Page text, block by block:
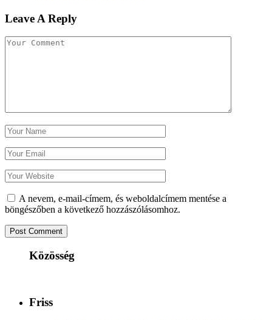
Leave A Reply
A nevem, e-mail-címem, és weboldalcímem mentése a
böngészőben a következő hozzászólásomhoz.
Közösség
Friss